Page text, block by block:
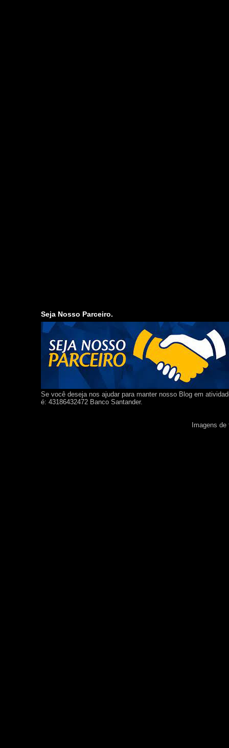
Seja Nosso Parceiro.
Se você deseja nos ajudar para manter nosso Blog em
é: 43186432472 Banco Santander.
Imagens